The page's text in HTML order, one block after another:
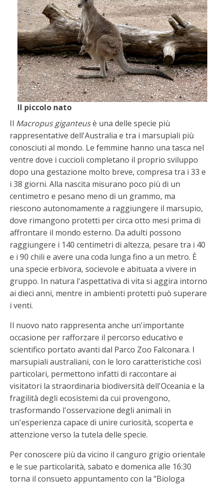
Il piccolo nato
Il Macropus giganteusè una delle specie più
rappresentative dell'Australia e tra i marsupiali più
conosciuti al mondo. Le femmine hanno una tasca nel
ventre dove i cuccioli completano il proprio sviluppo
dopo una gestazione molto breve, compresa tra i 33 e
i 38 giorni. Alla nascita misurano poco più di un
centimetro e pesano meno di un grammo, ma
riescono autonomamente a raggiungere il marsupio,
dove rimangono protetti per circa otto mesi prima di
affrontare il mondo esterno. Da adulti possono
raggiungere i 140 centimetri di altezza, pesare tra i 40
e i 90 chili e avere una coda lunga fino a un metro. È
una specie erbivora, socievole e abituata a vivere in
gruppo. In natura l'aspettativa di vita si aggira intorno
ai dieci anni, mentre in ambienti protetti può superare
i venti.
Il nuovo nato rappresenta anche un'importante
occasione per rafforzare il percorso educativo e
scientifico portato avanti dal Parco Zoo Falconara. I
marsupiali australiani, con le loro caratteristiche così
particolari, permettono infatti di raccontare ai
visitatori la straordinaria biodiversità dell'Oceania e la
fragilità degli ecosistemi da cui provengono,
trasformando l'osservazione degli animali in
un'esperienza capace di unire curiosità, scoperta e
attenzione verso la tutela delle specie.
Per conoscere più da vicino il canguro grigio orientale
e le sue particolarità, sabato e domenica alle 16:30
torna il consueto appuntamento con la "Biologa